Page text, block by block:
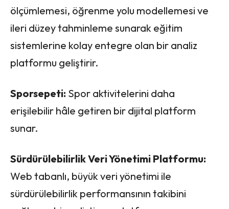
ölçümlemesi, öğrenme yolu modellemesi ve
ileri düzey tahminleme sunarak eğitim
sistemlerine kolay entegre olan bir analiz
platformu geliştirir.
Sporsepeti: Spor aktivitelerini daha
erişilebilir hâle getiren bir dijital platform
sunar.
Sürdürülebilirlik Veri Yönetimi Platformu:
Web tabanlı, büyük veri yönetimi ile
sürdürülebilirlik performansının takibini